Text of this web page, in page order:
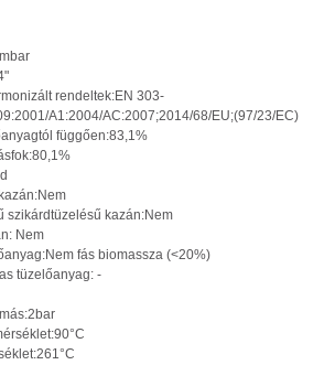
rendeltek:EN 303-
A1:2004/AC:2007;2014/68/EU;(97/23/EC)
függően:83,1%
szikárdtüzelésű kazán:Nem
Nem
fás biomassza (<20%)
tüzelőanyag: -